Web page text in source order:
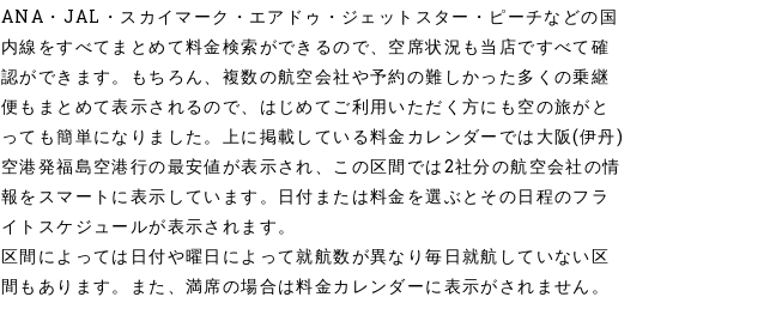
ANA・JAL・スカイマーク・エアドゥ・ジェットスター・ピーチなどの国
内線をすべてまとめて料金検索ができるので、空席状況も当店ですべて確
認ができます。もちろん、複数の航空会社や予約の難しかった多くの乗継
便もまとめて表示されるので、はじめてご利用いただく方にも空の旅がと
っても簡単になりました。上に掲載している料金カレンダーでは大阪(伊丹)
空港発福島空港行の最安値が表示され、この区間では2社分の航空会社の情
報をスマートに表示しています。日付または料金を選ぶとその日程のフラ
イトスケジュールが表示されます。
区間によっては日付や曜日によって就航数が異なり毎日就航していない区
間もあります。また、満席の場合は料金カレンダーに表示がされません。